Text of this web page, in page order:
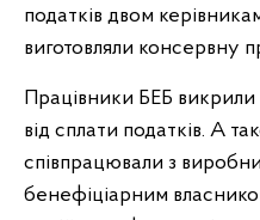
податків двом
виготовляли консервну
Працівники БЕБ викрили
від сплати податків. А
співпрацювали з
бенефіціарним